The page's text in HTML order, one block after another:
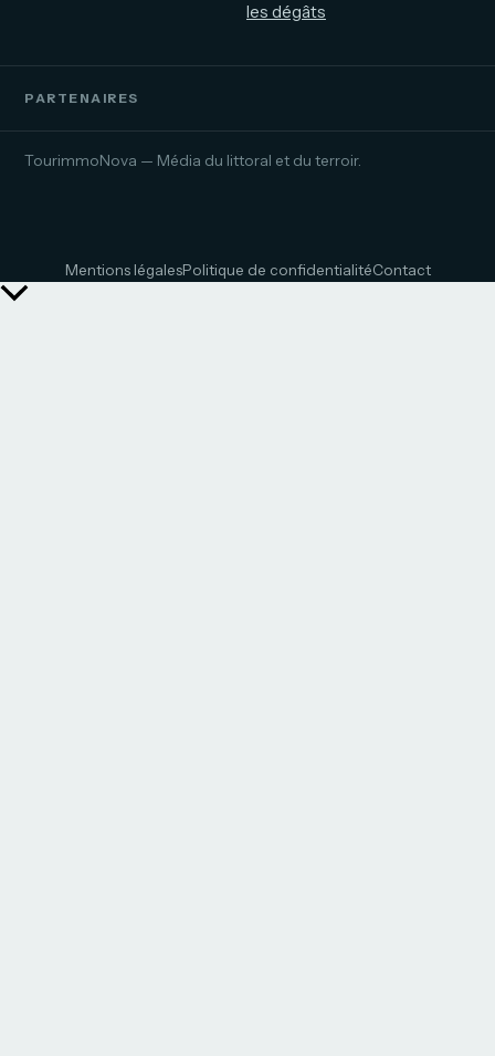
les dégâts
PARTENAIRES
TourimmoNova — Média du littoral et du terroir.
Mentions légalesPolitique de confidentialitéContact